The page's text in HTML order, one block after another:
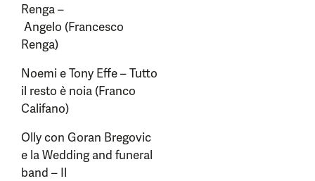
Renga –
Angelo (Francesco
Renga)
Noemi e Tony Effe – Tutto
il resto è noia (Franco
Califano)
Olly con Goran Bregovic
e la Wedding and funeral
band – Il